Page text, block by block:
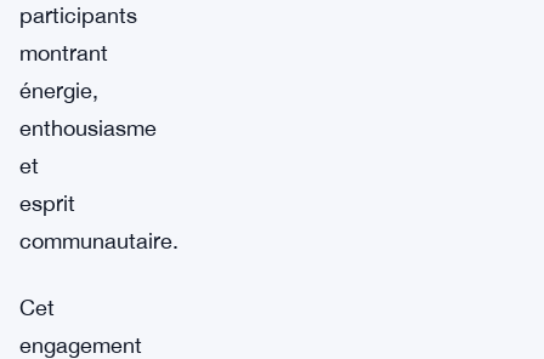
participants
montrant
énergie,
enthousiasme
et
esprit
communautaire.
Cet
engagement